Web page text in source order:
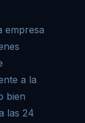
empresa
a la
bien
las 24